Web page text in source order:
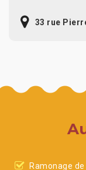
33 rue
Ramonage